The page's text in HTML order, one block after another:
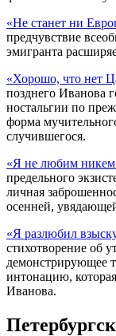
«Не станет ни
предчувствие
эмигранта
«Хорошо, что нет
позднего Иванова
ностальгии по
форма
случившегося.
«Я не любим
предельного
личная
осенней,
«Я разлюбил
стихотворение об
демонстрирующее
интонацию,
Иванова.